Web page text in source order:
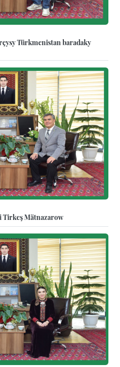
Türkmenistan baradaky
Mätnazarow